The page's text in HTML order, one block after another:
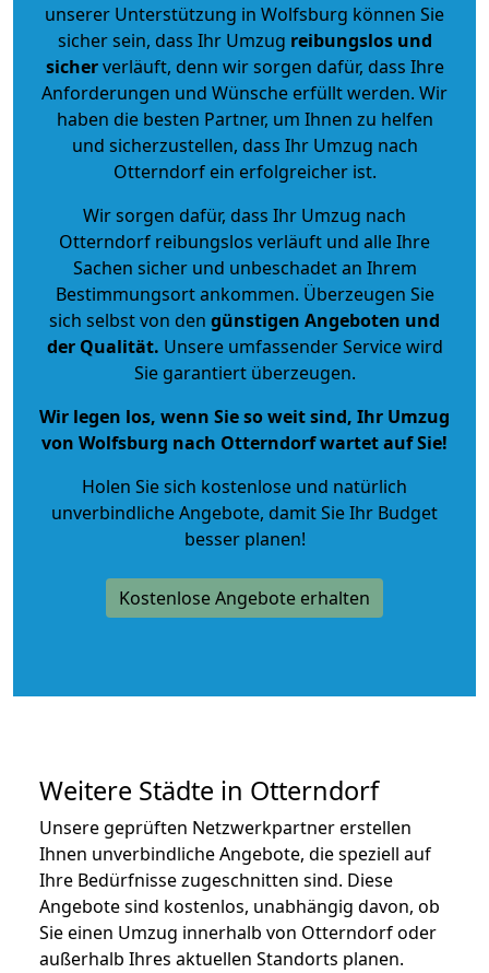
unserer Unterstützung in Wolfsburg können Sie
sicher sein, dass Ihr Umzug reibungslos und
sicherverläuft, denn wir sorgen dafür, dass Ihre
Anforderungen und Wünsche erfüllt werden. Wir
haben die besten Partner, um Ihnen zu helfen
und sicherzustellen, dass Ihr Umzug nach
Otterndorf ein erfolgreicher ist.
Wir sorgen dafür, dass Ihr Umzug nach
Otterndorf reibungslos verläuft und alle Ihre
Sachen sicher und unbeschadet an Ihrem
Bestimmungsort ankommen. Überzeugen Sie
sich selbst von den günstigen Angeboten und
der Qualität. Unsere umfassender Service wird
Sie garantiert überzeugen.
Wir legen los, wenn Sie so weit sind, Ihr Umzug
von Wolfsburg nach Otterndorf wartet auf Sie!
Holen Sie sich kostenlose und natürlich
unverbindliche Angebote, damit Sie Ihr Budget
besser planen!
Kostenlose Angebote erhalten
Weitere Städte in Otterndorf
Unsere geprüften Netzwerkpartner erstellen
Ihnen unverbindliche Angebote, die speziell auf
Ihre Bedürfnisse zugeschnitten sind. Diese
Angebote sind kostenlos, unabhängig davon, ob
Sie einen Umzug innerhalb von Otterndorf oder
außerhalb Ihres aktuellen Standorts planen.